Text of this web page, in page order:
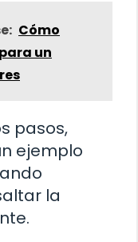
Cómo
un
pasos,
ejemplo
la